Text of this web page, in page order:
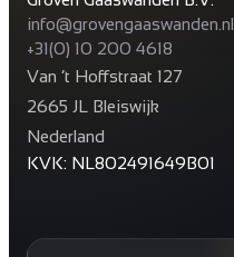
info@grovengaaswanden.nl
+31(0) 10 200 4618
Van ’t Hoffstraat 127
2665 JL Bleiswijk
Nederland
KVK: NL802491649B01